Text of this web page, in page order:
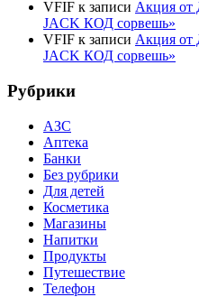
VFIF к записи Акция от
JACK КОД сорвешь»
VFIF к записи Акция от
JACK КОД сорвешь»
Рубрики
АЗС
Аптека
Банки
Без рубрики
Для детей
Косметика
Магазины
Напитки
Продукты
Путешествие
Телефон